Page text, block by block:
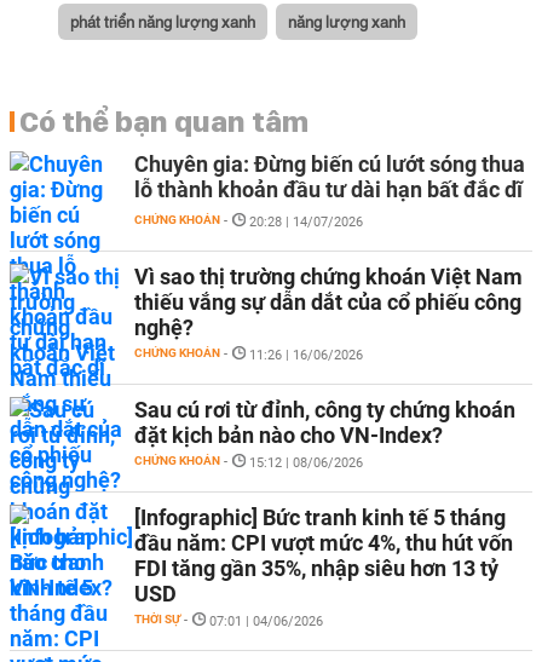
phát triển năng lượng xanh năng lượng xanh
Có thể bạn quan tâm
Chuyên gia: Đừng biến cú lướt sóng thua
lỗ thành khoản đầu tư dài hạn bất đắc dĩ
CHỨNG KHOÁN - 20:28 | 14/07/2026
Vì sao thị trường chứng khoán Việt Nam
thiếu vắng sự dẫn dắt của cổ phiếu công
nghệ?
CHỨNG KHOÁN - 11:26 | 16/06/2026
Sau cú rơi từ đỉnh, công ty chứng khoán
đặt kịch bản nào cho VN-Index?
CHỨNG KHOÁN - 15:12 | 08/06/2026
[Infographic] Bức tranh kinh tế 5 tháng
đầu năm: CPI vượt mức 4%, thu hút vốn
FDI tăng gần 35%, nhập siêu hơn 13 tỷ
USD
THỜI SỰ - 07:01 | 04/06/2026